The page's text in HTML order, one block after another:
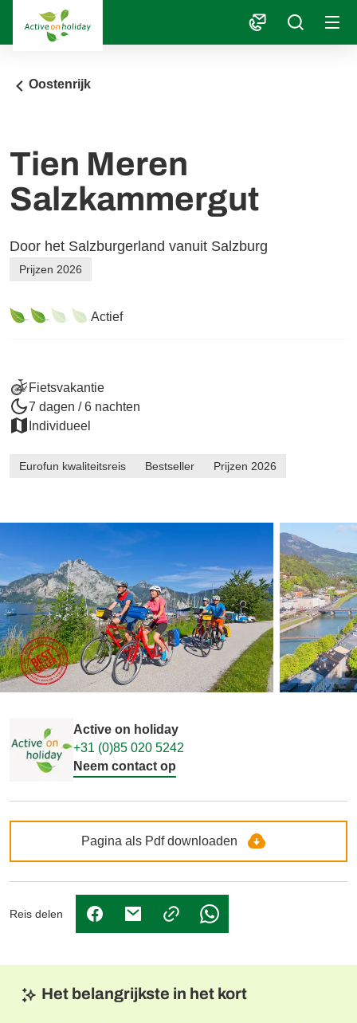
Oostenrijk
Tien Meren
Salzkammergut
Door het Salzburgerland vanuit Salzburg
Prijzen 2026
Fietsvakantie
7 dagen / 6 nachten
Individueel
Eurofun kwaliteitsreis Bestseller Prijzen 2026
Actief
Active on holiday
+31 (0)85 020 5242
Neem contact op
Pagina als Pdf downloaden
Reis delen
(Link opent in nieuw tabblad)
(Link opent in nieuw tabblad)
(Link opent in nieuw
Het belangrijkste in het kort